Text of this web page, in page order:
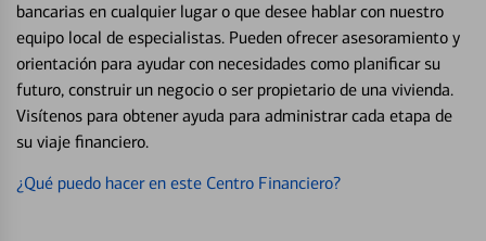
bancarias en cualquier lugar o que desee hablar con nuestro
equipo local de especialistas. Pueden ofrecer asesoramiento y
orientación para ayudar con necesidades como planificar su
futuro, construir un negocio o ser propietario de una vivienda.
Visítenos para obtener ayuda para administrar cada etapa de
su viaje financiero.
¿Qué puedo hacer en este Centro Financiero?